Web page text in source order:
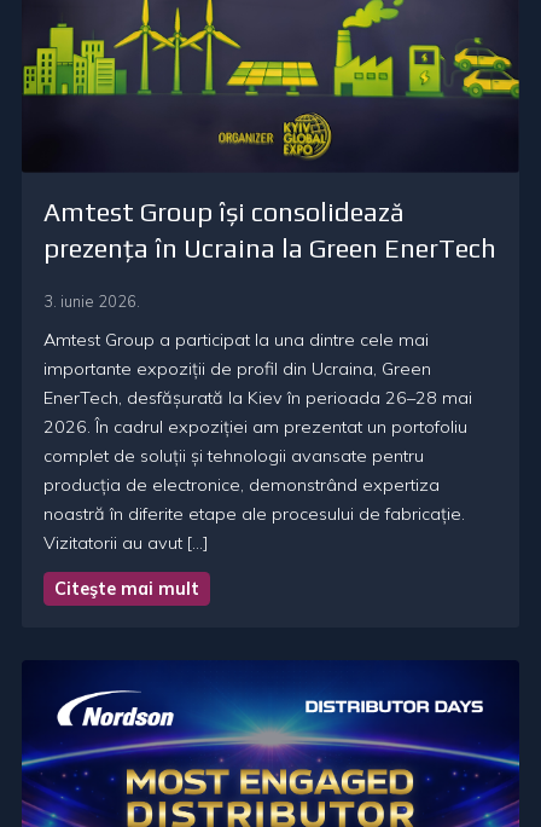
Amtest Group își consolidează
prezența în Ucraina la Green EnerTech
3. iunie 2026.
Amtest Group a participat la una dintre cele mai
importante expoziții de profil din Ucraina, Green
EnerTech, desfășurată la Kiev în perioada 26–28 mai
2026. În cadrul expoziției am prezentat un portofoliu
complet de soluții și tehnologii avansate pentru
producția de electronice, demonstrând expertiza
noastră în diferite etape ale procesului de fabricație.
Vizitatorii au avut […]
Citeşte mai mult